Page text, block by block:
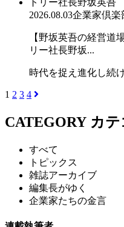
2026.08.03企業家倶楽
【野坂英吾の経営
リー社長野坂...
時代を捉え進化し続
1 2 3 4
CATEGORY カ
すべて
トピックス
雑誌アーカイブ
編集長がゆく
企業家たちの金言